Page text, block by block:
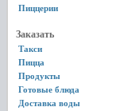
Пиццерии
Заказать
Такси
Пицца
Продукты
Готовые блюда
Доставка воды